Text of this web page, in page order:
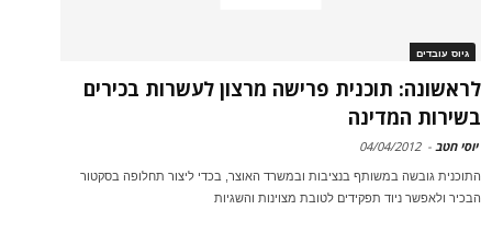
גיוס עובדים
לראשונה: תוכנית פרישה מרצון לעשרות בכירים
בשירות המדינה
יוסי חטב -
04/04/2012
התוכנית גובשה במשותף בנציבות ובמשרד האוצר, בכדי ליצור תחלופה בסקטור
הבכיר ולאפשר ניוד תפקידים לטובת מצוינות והשגיות